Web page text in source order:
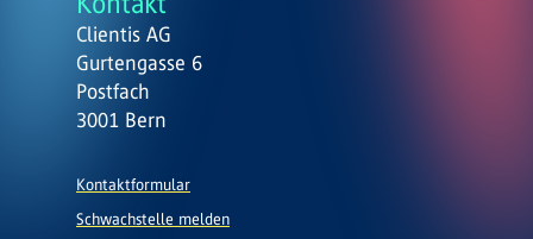
Clientis AG
Gurtengasse 6
Postfach
3001 Bern
Kontaktformular
Schwachstelle melden